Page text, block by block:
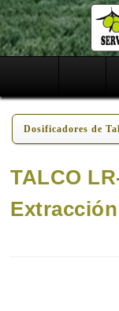
Dosificadores de
TALCO